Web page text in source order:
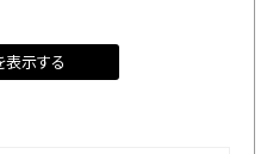
表示する